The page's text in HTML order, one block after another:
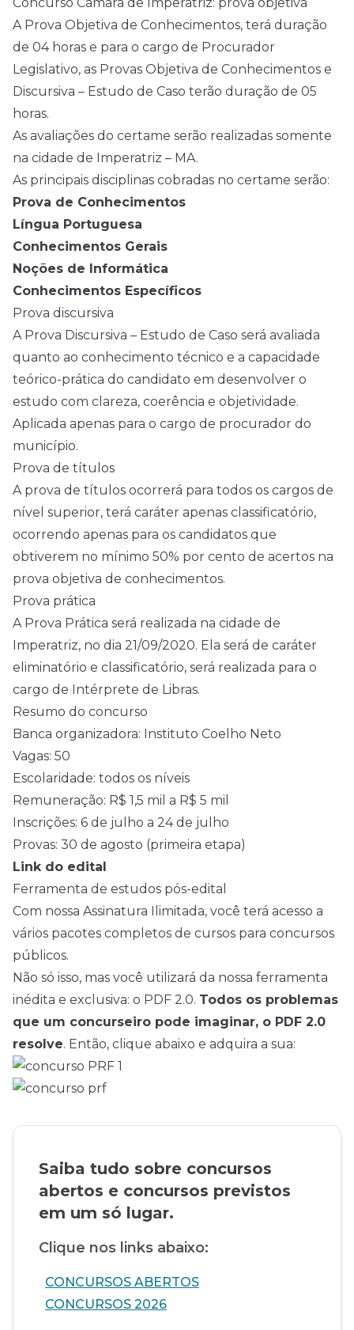
A Prova Objetiva de Conhecimentos, terá duração
de 04 horas e para o cargo de Procurador
Legislativo, as Provas Objetiva de Conhecimentos e
Discursiva – Estudo de Caso terão duração de 05
horas.
As avaliações do certame serão realizadas somente
na cidade de Imperatriz – MA.
As principais disciplinas cobradas no certame serão:
Prova de Conhecimentos
Língua Portuguesa
Conhecimentos Gerais
Noções de Informática
Conhecimentos Específicos
Prova discursiva
A Prova Discursiva – Estudo de Caso será avaliada
quanto ao conhecimento técnico e a capacidade
teórico-prática do candidato em desenvolver o
estudo com clareza, coerência e objetividade.
Aplicada apenas para o cargo de procurador do
município.
Prova de títulos
A prova de títulos ocorrerá para todos os cargos de
nível superior, terá caráter apenas classificatório,
ocorrendo apenas para os candidatos que
obtiverem no mínimo 50% por cento de acertos na
prova objetiva de conhecimentos.
Prova prática
A Prova Prática será realizada na cidade de
Imperatriz, no dia 21/09/2020. Ela será de caráter
eliminatório e classificatório, será realizada para o
cargo de Intérprete de Libras.
Resumo do concurso
Banca organizadora: Instituto Coelho Neto
Vagas: 50
Escolaridade: todos os níveis
Remuneração: R$ 1,5 mil a R$ 5 mil
Inscrições: 6 de julho a 24 de julho
Provas: 30 de agosto (primeira etapa)
Link do edital
Ferramenta de estudos pós-edital
Com nossa Assinatura Ilimitada, você terá acesso a
vários pacotes completos de cursos para concursos
públicos.
Não só isso, mas você utilizará da nossa ferramenta
inédita e exclusiva: o PDF 2.0. Todos os problemas
que um concurseiro pode imaginar, o PDF 2.0
resolve. Então, clique abaixo e adquira a sua:
Saiba tudo sobre concursos
abertos e concursos previstos
em um só lugar.
Clique nos links abaixo:
CONCURSOS ABERTOS
CONCURSOS 2026